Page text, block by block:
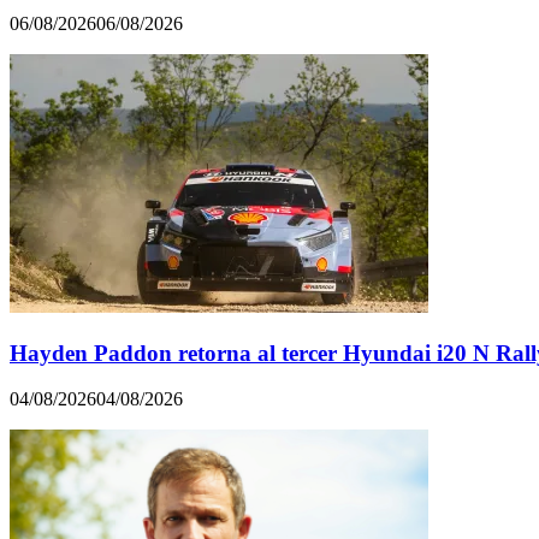
06/08/202606/08/2026
Hayden Paddon retorna al tercer Hyundai i20 N
04/08/202604/08/2026